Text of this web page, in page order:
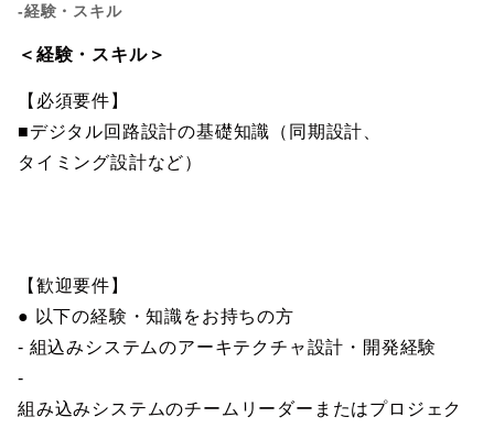
-経験・スキル
＜経験・スキル＞
【必須要件】
■デジタル回路設計の基礎知識（同期設計、
タイミング設計など）
【歓迎要件】
● 以下の経験・知識をお持ちの方
- 組込みシステムのアーキテクチャ設計・開発経験
-
組み込みシステムのチームリーダーまたはプロジェク